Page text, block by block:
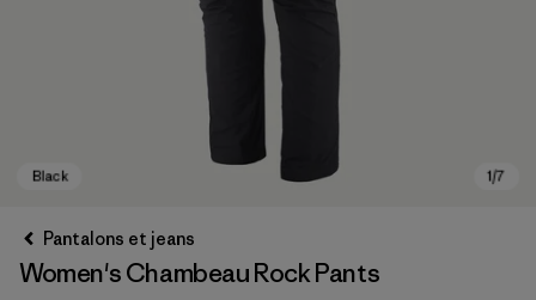
Pantalons et jeans
Women's Chambeau Rock Pants